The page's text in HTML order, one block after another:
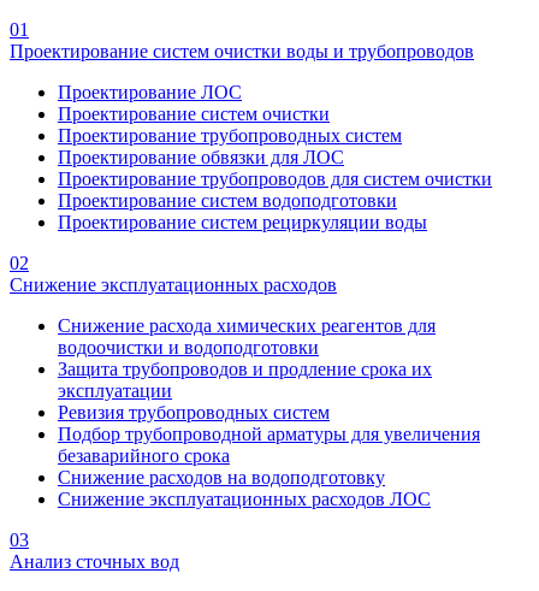
01
Проектирование систем очистки воды и трубопроводов
Проектирование ЛОС
Проектирование систем очистки
Проектирование трубопроводных систем
Проектирование обвязки для ЛОС
Проектирование трубопроводов для систем очистки
Проектирование систем водоподготовки
Проектирование систем рециркуляции воды
02
Снижение эксплуатационных расходов
Снижение расхода химических реагентов для
водоочистки и водоподготовки
Защита трубопроводов и продление срока их
эксплуатации
Ревизия трубопроводных систем
Подбор трубопроводной арматуры для увеличения
безаварийного срока
Снижение расходов на водоподготовку
Снижение эксплуатационных расходов ЛОС
03
Анализ сточных вод